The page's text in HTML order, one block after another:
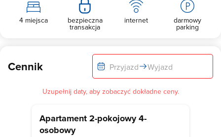
4 miejsca bezpieczna
transakcja
internet darmowy
parking
Cennik Przyjazd Wyjazd
Uzupełnij daty, aby zobaczyć dokładne ceny.
Apartament 2-pokojowy 4-
osobowy